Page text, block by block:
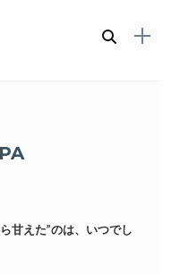
甘えた”のは、いつでし